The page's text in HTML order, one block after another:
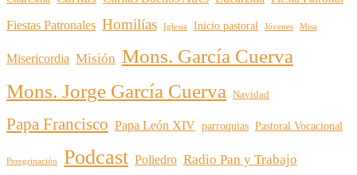
Fiestas Patronales Homilías Iglesia Inicio pastoral Jóvenes Misa
Misericordia Misión Mons. García Cuerva
Mons. Jorge García Cuerva
Navidad
Papa Francisco Papa León XIV parroquias Pastoral Vocacional
Peregrinación Podcast Poliedro Radio Pan y Trabajo